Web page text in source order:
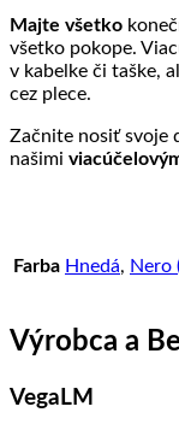
Majte všetko
všetko pokope.
v kabelke či taške,
cez plece.
Začnite nosiť svoje
našimi
Farba Hnedá, Nero
Výrobca a
VegaLM